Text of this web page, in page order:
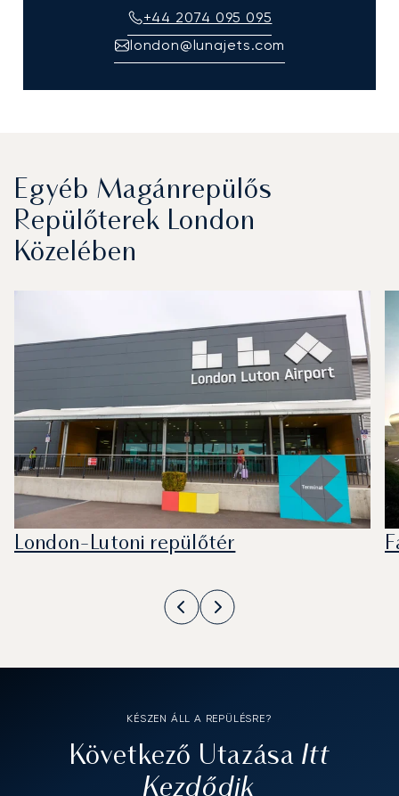
+44 2074 095 095
london@lunajets.com
Egyéb Magánrepülős
Repülőterek London
Közelében
London-Lutoni repülőtér
KÉSZEN ÁLL A REPÜLÉSRE?
Következő Utazása Itt
Kezdődik